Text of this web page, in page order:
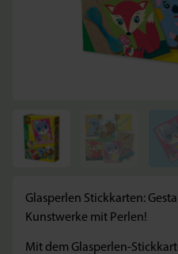
Glasperlen Stickkarten:
Kunstwerke mit Perlen!
Mit dem Glasperlen-